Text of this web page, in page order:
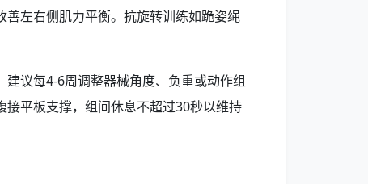
左右侧肌力平衡。抗旋转训练如跪姿绳
议每4-6周调整器械角度、负重或动作组
平板支撑，组间休息不超过30秒以维持